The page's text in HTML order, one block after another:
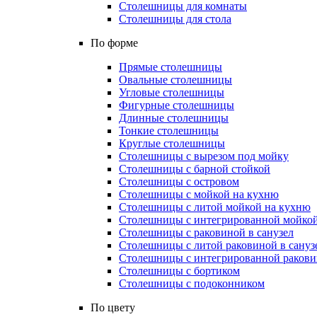
Столешницы для комнаты
Столешницы для стола
По форме
Прямые столешницы
Овальные столешницы
Угловые столешницы
Фигурные столешницы
Длинные столешницы
Тонкие столешницы
Круглые столешницы
Столешницы с вырезом под мойку
Столешницы с барной стойкой
Столешницы с островом
Столешницы с мойкой на кухню
Столешницы с литой мойкой на кухню
Столешницы с интегрированной
Столешницы с раковиной в санузел
Столешницы с литой раковиной в
Столешницы с интегрированной
Столешницы с бортиком
Столешницы с подоконником
По цвету